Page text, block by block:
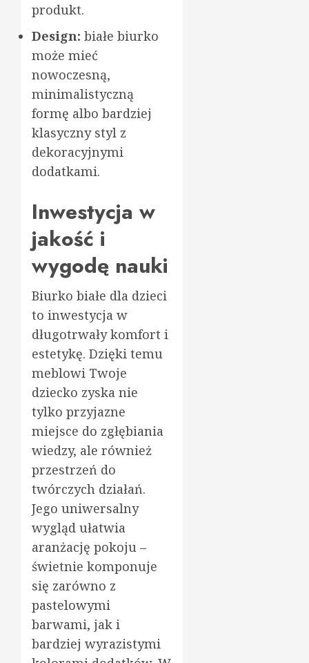
produkt.
Design: białe biurko
może mieć
nowoczesną,
minimalistyczną
formę albo bardziej
klasyczny styl z
dekoracyjnymi
dodatkami.
Inwestycja w
jakość i
wygodę nauki
Biurko białe dla dzieci
to inwestycja w
długotrwały komfort i
estetykę. Dzięki temu
meblowi Twoje
dziecko zyska nie
tylko przyjazne
miejsce do zgłębiania
wiedzy, ale również
przestrzeń do
twórczych działań.
Jego uniwersalny
wygląd ułatwia
aranżację pokoju –
świetnie komponuje
się zarówno z
pastelowymi
barwami, jak i
bardziej wyrazistymi